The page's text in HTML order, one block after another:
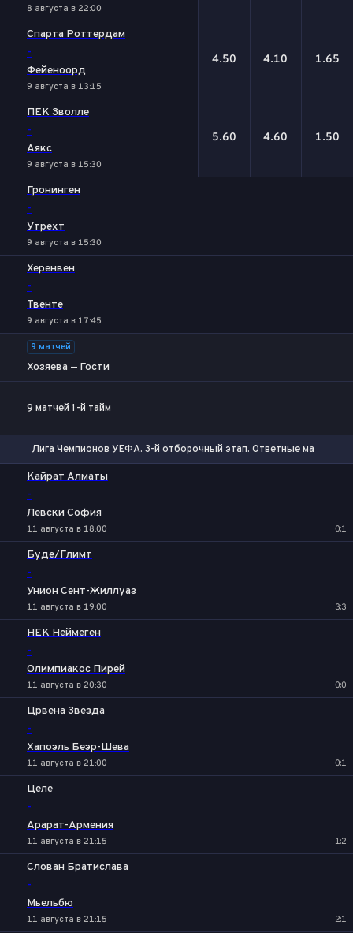
8 августа в 22:00
Спарта Роттердам
-
Фейеноорд
9 августа в 13:15
4.50 4.10 1.65
ПЕК Зволле
-
Аякс
9 августа в 15:30
5.60 4.60 1.50
Гронинген
-
Утрехт
9 августа в 15:30
Херенвен
-
Твенте
9 августа в 17:45
9 матчей
Хозяева — Гости
9 матчей 1-й тайм
Лига Чемпионов УЕФА. 3-й отборочный этап. Ответные матчи
Кайрат Алматы
-
Левски София
11 августа в 18:00 0:1
Буде/Глимт
-
Унион Сент-Жиллуаз
11 августа в 19:00 3:3
НЕК Неймеген
-
Олимпиакос Пирей
11 августа в 20:30 0:0
Црвена Звезда
-
Хапоэль Беэр-Шева
11 августа в 21:00 0:1
Целе
-
Арарат-Армения
11 августа в 21:15 1:2
Слован Братислава
-
Мьельбю
11 августа в 21:15 2:1